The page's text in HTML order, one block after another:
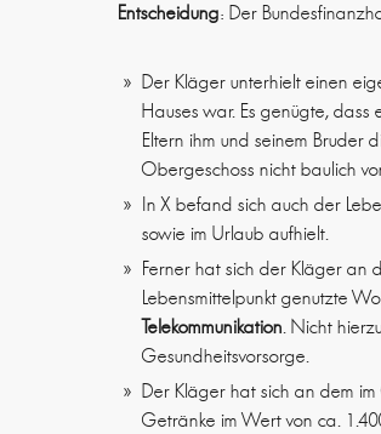
Entscheidung: Der
Der Kläger unterhielt einen
Hauses war. Es genügte,
Eltern ihm und seinem Bruder
Obergeschoss nicht baulich
In X befand sich auch der
sowie im Urlaub aufhielt.
Ferner hat sich der Kläger an
Lebensmittelpunkt genutzte
Telekommunikation. Nicht
Gesundheitsvorsorge.
Der Kläger hat sich an dem
Getränke im Wert von ca.